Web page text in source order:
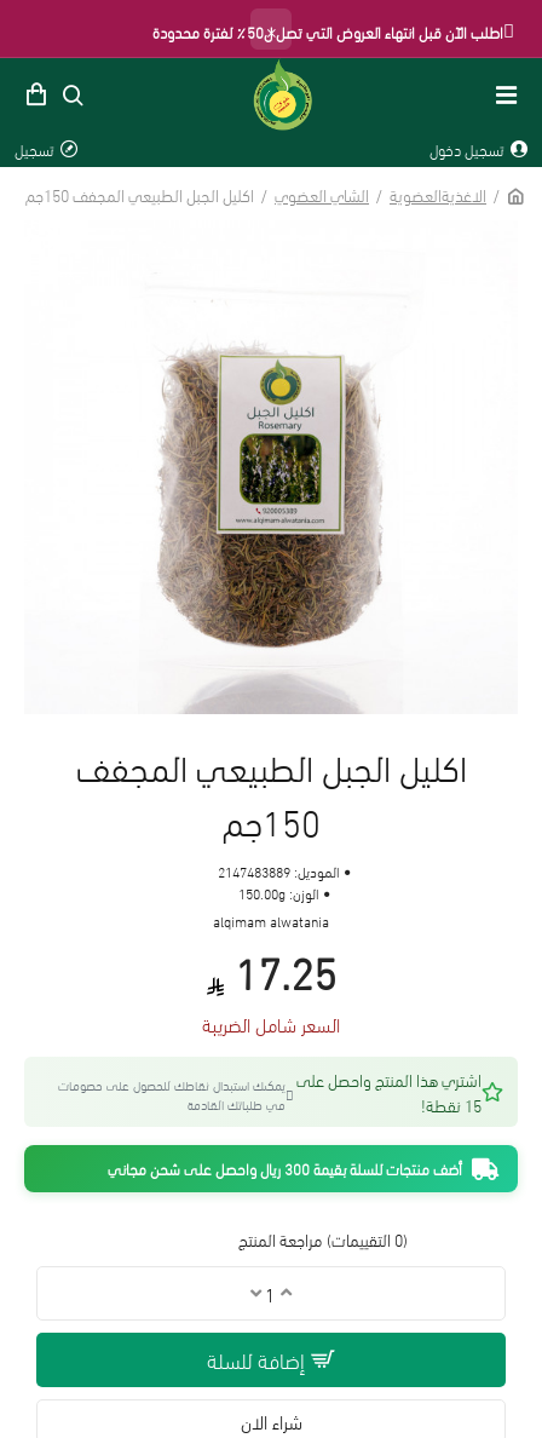
اطلب الآن قبل انتهاء العروض التي تصل ل50٪ لفترة محدودة×
تسجيل دخول تسجيل
الاغذيةالعضوية الشاي العضوي اكليل الجبل الطبيعي المجفف 150جم
اكليل الجبل الطبيعي المجفف
150جم
(0 التقييمات) مراجعة المنتج
17.25
السعر شامل الضريبة
الموديل: 2147483889
الوزن: 150.00g
alqimam alwatania
اشتري هذا المنتج واحصل على
15 نقطة!
يمكنك استبدال نقاطك للحصول على خصومات
في طلباتك القادمة
أضف منتجات للسلة بقيمة 300 ريال واحصل على شحن مجاني
إضافة للسلة
شراء الان